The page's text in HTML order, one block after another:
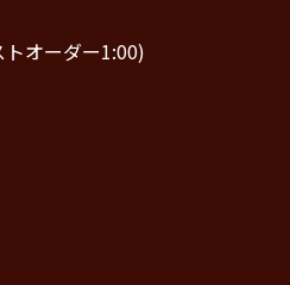
オーダー1:00)